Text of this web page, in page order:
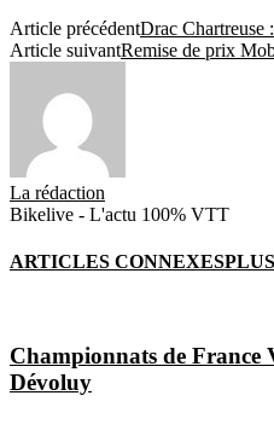
Article précédentDrac Chartreuse
Article suivantRemise de prix
La rédaction
Bikelive - L'actu 100% VTT
ARTICLES CONNEXES
Championnats de France
Dévoluy